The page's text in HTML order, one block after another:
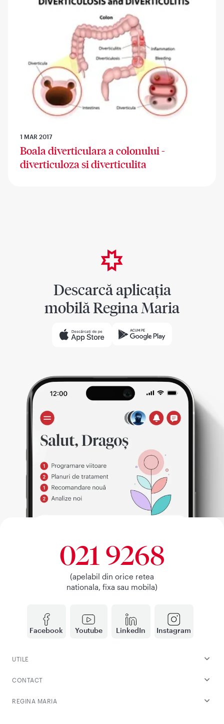
1 MAR 2017
Boala diverticulara a colonului -
diverticuloza si diverticulita
Descarcă aplicația
mobilă Regina Maria
Facebook Youtube LinkedIn Instagram
021 9268
(apelabil din orice retea
nationala, fixa sau mobila)
UTILE
CONTACT
REGINA MARIA